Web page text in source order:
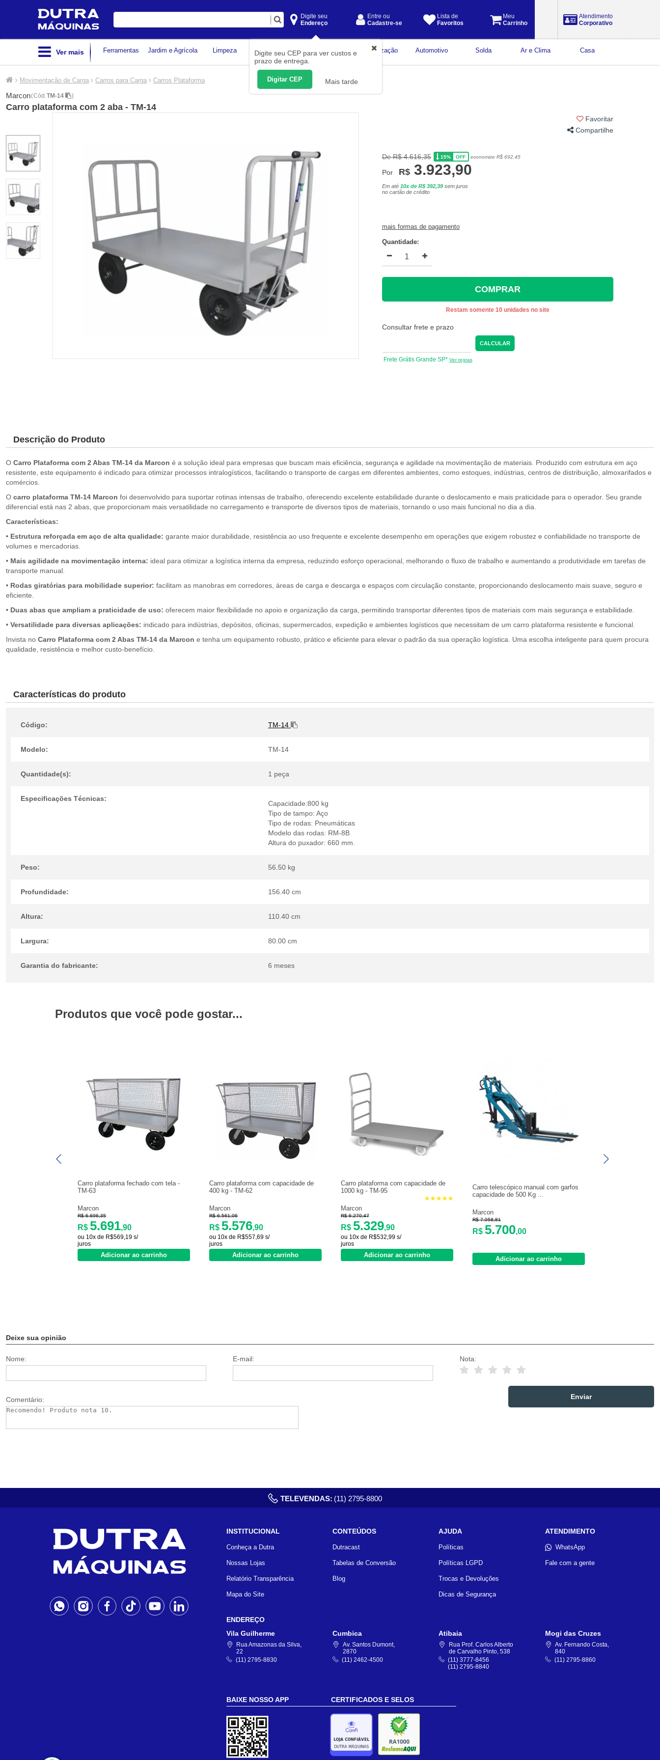
Digite
Digite seu
Endereço
Digite seu CEP para ver custos e
prazo de entrega.
Digitar CEP Mais tarde
Entre ou
Cadastre-se
Lista de
Favoritos
Meu
Carrinho
Atendimento
Corporativo
Ver mais Ferramentas Jardim e Agrícola Limpeza Construção Civil
Medição
Organização Automotivo Solda Ar e Clima Casa
Movimentação de Carga Carros para Carga Carros Plataforma
Marcon(Cód. TM-14 )
Carro plataforma com 2 aba - TM-14
Favoritar
Compartilhe
De R$ 4.616,35 15% OFF economize R$ 692,45
Por R$ 3.923,90
Em até 10x de R$ 392,39sem juros
no cartão de crédito
mais formas de pagamento
Quantidade:
COMPRAR
Restam somente 10 unidades no site
Consultar frete e prazo
CALCULAR
Frete Grátis Grande SP* Ver regras
Descrição do Produto
O Carro Plataforma com 2 Abas TM-14 da Marcon é a solução ideal para empresas que buscam mais eficiência, segurança e agilidade na movimentação de materiais. Produzido com estrutura em aço
resistente, este equipamento é indicado para otimizar processos intralogísticos, facilitando o transporte de cargas em diferentes ambientes, como estoques, indústrias, centros de distribuição, almoxarifados e
comércios.
O carro plataforma TM-14 Marcon foi desenvolvido para suportar rotinas intensas de trabalho, oferecendo excelente estabilidade durante o deslocamento e mais praticidade para o operador. Seu grande
diferencial está nas 2 abas, que proporcionam mais versatilidade no carregamento e transporte de diversos tipos de materiais, tornando o uso mais funcional no dia a dia.
Características:
• Estrutura reforçada em aço de alta qualidade: garante maior durabilidade, resistência ao uso frequente e excelente desempenho em operações que exigem robustez e confiabilidade no transporte de
volumes e mercadorias.
• Mais agilidade na movimentação interna: ideal para otimizar a logística interna da empresa, reduzindo esforço operacional, melhorando o fluxo de trabalho e aumentando a produtividade em tarefas de
transporte manual.
• Rodas giratórias para mobilidade superior: facilitam as manobras em corredores, áreas de carga e descarga e espaços com circulação constante, proporcionando deslocamento mais suave, seguro e
eficiente.
• Duas abas que ampliam a praticidade de uso: oferecem maior flexibilidade no apoio e organização da carga, permitindo transportar diferentes tipos de materiais com mais segurança e estabilidade.
• Versatilidade para diversas aplicações: indicado para indústrias, depósitos, oficinas, supermercados, expedição e ambientes logísticos que necessitam de um carro plataforma resistente e funcional.
Invista no Carro Plataforma com 2 Abas TM-14 da Marcon e tenha um equipamento robusto, prático e eficiente para elevar o padrão da sua operação logística. Uma escolha inteligente para quem procura
qualidade, resistência e melhor custo-benefício.
Características do produto
Código: TM-14
Modelo: TM-14
Quantidade(s): 1 peça
Especificações Técnicas:
Capacidade:800 kg
Tipo de tampo: Aço
Tipo de rodas: Pneumáticas
Modelo das rodas: RM-8B
Altura do puxador: 660 mm.
Peso: 56.50 kg
Profundidade: 156.40 cm
Altura: 110.40 cm
Largura: 80.00 cm
Garantia do fabricante: 6 meses
Produtos que você pode gostar...
Carro plataforma fechado com tela -
TM-63
Marcon
R$ 6.696,35
R$ 5.691,90
ou 10x de R$569,19 s/
juros
Adicionar ao carrinho
Carro plataforma com capacidade de
400 kg - TM-62
Marcon
R$ 6.561,06
R$ 5.576,90
ou 10x de R$557,69 s/
juros
Adicionar ao carrinho
Carro plataforma com capacidade de
1000 kg - TM-95
Marcon
R$ 6.270,47
R$ 5.329,90
ou 10x de R$532,99 s/
juros
Adicionar ao carrinho
Carro telescópico manual com garfos
capacidade de 500 Kg ...
Marcon
R$ 7.058,81
R$ 5.700,00
Adicionar ao carrinho
Deixe sua opinião
Nome: E-mail: Nota:
Comentário:
TELEVENDAS: (11) 2795-8800
INSTITUCIONAL
Conheça a Dutra
Nossas Lojas
Relatório Transparência
Mapa do Site
CONTEÚDOS
Dutracast
Tabelas de Conversão
Blog
AJUDA
Políticas
Políticas LGPD
Trocas e Devoluções
Dicas de Segurança
ATENDIMENTO
WhatsApp
Fale com a gente
ENDEREÇO
Vila Guilherme
Rua Amazonas da Silva,
22
(11) 2795-8830
Cumbica
Av. Santos Dumont,
2870
(11) 2462-4500
Atibaia
Rua Prof. Carlos Alberto
de Carvalho Pinto, 538
(11) 3777-8456
(11) 2795-8840
Mogi das Cruzes
Av. Fernando Costa,
840
(11) 2795-8860
BAIXE NOSSO APP CERTIFICADOS E SELOS